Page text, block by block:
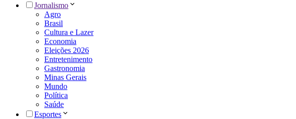
Jornalismo
Agro
Brasil
Cultura e Lazer
Economia
Eleições 2026
Entretenimento
Gastronomia
Minas Gerais
Mundo
Política
Saúde
Esportes